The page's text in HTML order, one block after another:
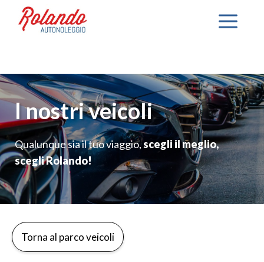
contenuto
I nostri veicoli
Qualunque sia il tuo viaggio,scegli il meglio,
scegli Rolando!
Torna al parco veicoli